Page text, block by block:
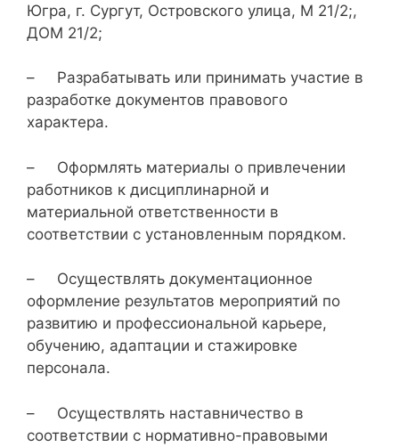
Югра, г. Сургут, Островского улица, М 21/2;,
ДОМ 21/2;
– Разрабатывать или принимать участие в
разработке документов правового
характера.
– Оформлять материалы о привлечении
работников к дисциплинарной и
материальной ответственности в
соответствии с установленным порядком.
– Осуществлять документационное
оформление результатов мероприятий по
развитию и профессиональной карьере,
обучению, адаптации и стажировке
персонала.
– Осуществлять наставничество в
соответствии с нормативно-правовыми